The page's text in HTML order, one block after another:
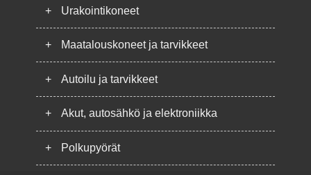
+ Urakointikoneet
+ Maatalouskoneet ja tarvikkeet
+ Autoilu ja tarvikkeet
+ Akut, autosähkö ja elektroniikka
+ Polkupyörät